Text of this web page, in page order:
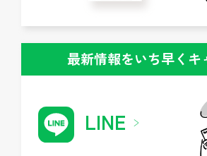
最新情報をいち早くキ
LINE